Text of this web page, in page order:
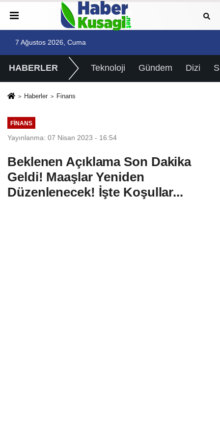
7 Ağustos 2026, Cuma
HABERLER Teknoloji Gündem Dizi
Haberler Finans
FINANS
Yayınlanma: 07 Nisan 2023 - 16:54
Beklenen Açıklama Son Dakika
Geldi! Maaşlar Yeniden
Düzenlenecek! İşte Koşullar...